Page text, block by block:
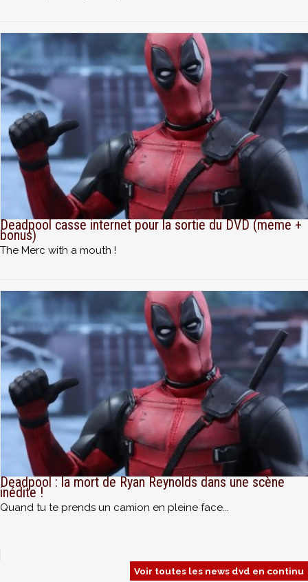
Deadpool casse internet pour la sortie du DVD (meme +
bonus)
The Merc with a mouth !
Deadpool : la mort de Ryan Reynolds dans une scène
inédite !
Quand tu te prends un camion en pleine face...
Voir toutes les news dvd en continu